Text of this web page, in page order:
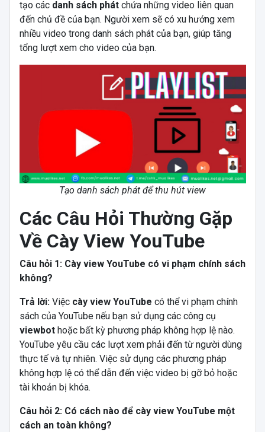
tạo các danh sách phátchứa những video liên quan
đến chủ đề của bạn. Người xem sẽ có xu hướng xem
nhiều video trong danh sách phát của bạn, giúp tăng
tổng lượt xem cho video của bạn.
Tạo danh sách phát để thu hút view
Các Câu Hỏi Thường Gặp
Về Cày View YouTube
Câu hỏi 1: Cày view YouTube có vi phạm chính sách
không?
Trả lời:Việc cày view YouTube có thể vi phạm chính
sách của YouTube nếu bạn sử dụng các công cụ
viewbothoặc bất kỳ phương pháp không hợp lệ nào.
YouTube yêu cầu các lượt xem phải đến từ người dùng
thực tế và tự nhiên. Việc sử dụng các phương pháp
không hợp lệ có thể dẫn đến việc video bị gỡ bỏ hoặc
tài khoản bị khóa.
Câu hỏi 2: Có cách nào để cày view YouTube một
cách an toàn không?